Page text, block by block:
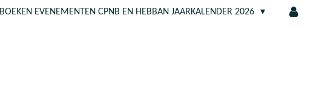
BOEKEN EVENEMENTEN CPNB EN HEBBAN JAARKALENDER 2026